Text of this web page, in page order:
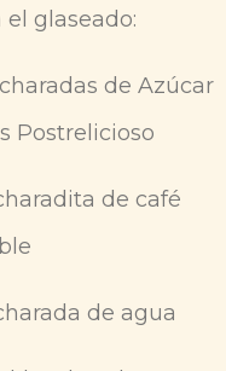
el glaseado:
de Azúcar
Postrelicioso
de café
de agua